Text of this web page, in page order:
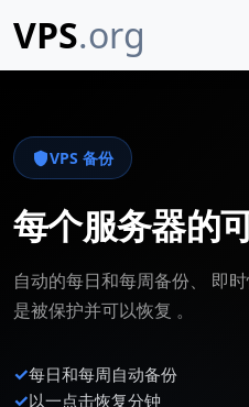
VPS.org
VPS 备份
每个服务器的
自动的每日和每周备份、 即
是被保护并可以恢复 。
✓每日和每周自动备份
✓以一点击恢复分钟